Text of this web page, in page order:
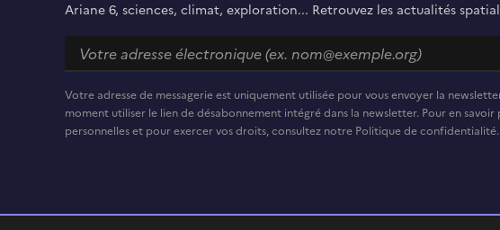
Ariane 6, sciences, climat, exploration... Retrouvez les actualités
Votre adresse de messagerie est uniquement utilisée pour vous envoyer la
moment utiliser le lien de désabonnement intégré dans la newsletter. Pour en savoir
personnelles et pour exercer vos droits, consultez notre Politique de confidentialité.